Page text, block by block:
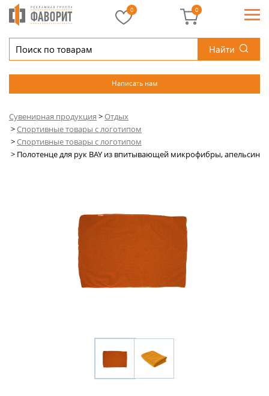
Найти
Написать нам
0 0
Сувенирная продукция >Отдых
>Спортивные товары с логотипом
>Спортивные товары с логотипом
> Полотенце для рук BAY из впитывающей микрофибры, апельсин